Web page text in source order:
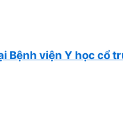
Bệnh viện Y học cổ